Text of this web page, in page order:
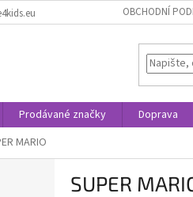
OBCHODNÍ
Prodávané značky Doprava
MARIO
SUPER